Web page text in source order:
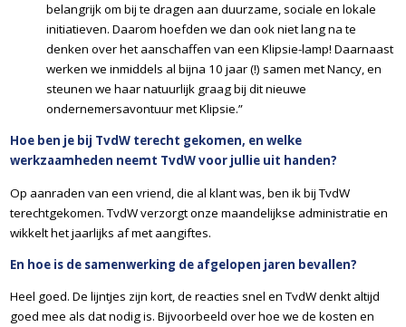
belangrijk om bij te dragen aan duurzame, sociale en lokale
initiatieven. Daarom hoefden we dan ook niet lang na te
denken over het aanschaffen van een Klipsie-lamp! Daarnaast
werken we inmiddels al bijna 10 jaar (!) samen met Nancy, en
steunen we haar natuurlijk graag bij dit nieuwe
ondernemersavontuur met Klipsie.”
Hoe ben je bij TvdW terecht gekomen, en welke
werkzaamheden neemt TvdW voor jullie uit handen?
Op aanraden van een vriend, die al klant was, ben ik bij TvdW
terechtgekomen. TvdW verzorgt onze maandelijkse administratie en
wikkelt het jaarlijks af met aangiftes.
En hoe is de samenwerking de afgelopen jaren bevallen?
Heel goed. De lijntjes zijn kort, de reacties snel en TvdW denkt altijd
goed mee als dat nodig is. Bijvoorbeeld over hoe we de kosten en